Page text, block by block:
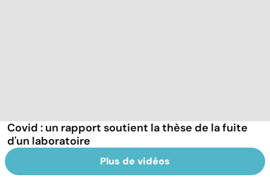
Covid : un rapport soutient la thèse de la fuite
d'un laboratoire
Plus de vidéos